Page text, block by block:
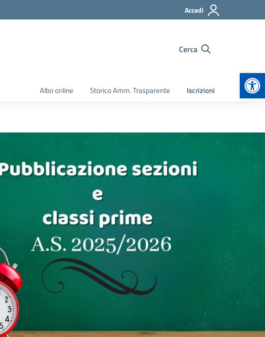
Accedi
Cerca
Albo online Storico Amm. Trasparente Iscrizioni